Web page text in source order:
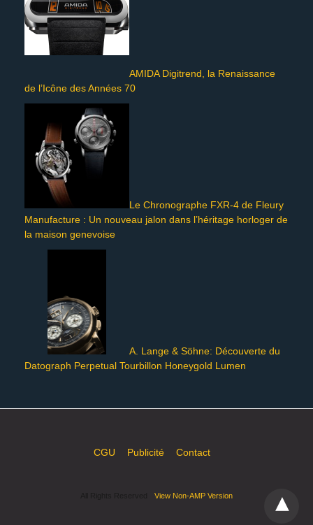
AMIDA Digitrend, la Renaissance
de l’Icône des Années 70
Le Chronographe FXR-4 de Fleury
Manufacture : Un nouveau jalon dans l’héritage horloger de
la maison genevoise
A. Lange & Söhne: Découverte du
Datograph Perpetual Tourbillon Honeygold Lumen
CGU Publicité Contact
View Non-AMP Version